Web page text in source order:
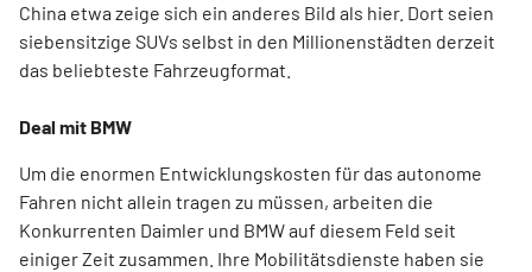
China etwa zeige sich ein anderes Bild als hier. Dort seien
siebensitzige SUVs selbst in den Millionenstädten derzeit
das beliebteste Fahrzeugformat.
Deal mit BMW
Um die enormen Entwicklungskosten für das autonome
Fahren nicht allein tragen zu müssen, arbeiten die
Konkurrenten Daimler und BMW auf diesem Feld seit
einiger Zeit zusammen. Ihre Mobilitätsdienste haben sie